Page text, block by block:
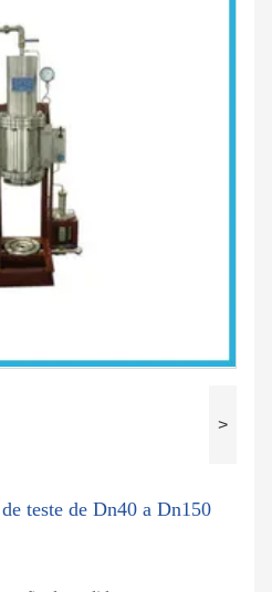
>
teste de Dn40 a Dn150